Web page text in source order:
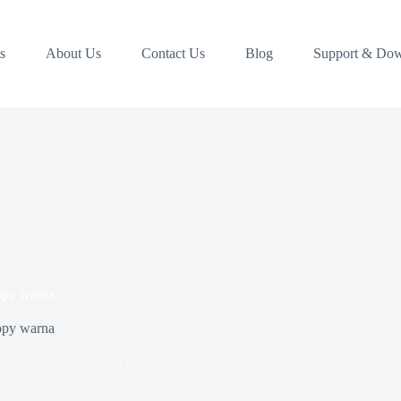
About Us Contact Us Blog Support &
warna